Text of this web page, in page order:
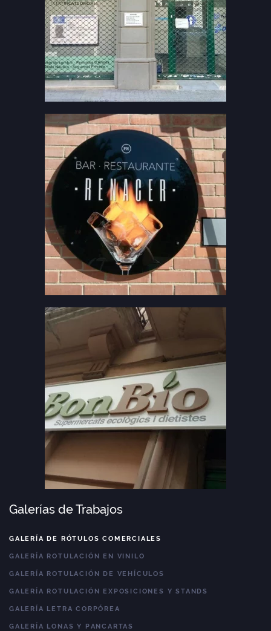
Galerías de Trabajos
GALERÍA DE RÓTULOS COMERCIALES
GALERÍA ROTULACIÓN EN VINILO
GALERÍA ROTULACIÓN DE VEHÍCULOS
GALERÍA ROTULACIÓN EXPOSICIONES Y STANDS
GALERÍA LETRA CORPÓREA
GALERÍA LONAS Y PANCARTAS